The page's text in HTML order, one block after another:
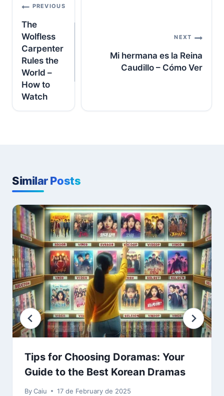
navigation
PREVIOUS
The
Wolfless
Carpenter
Rules the
World –
How to
Watch
NEXT
Mi hermana es la Reina
Caudillo – Cómo Ver
Similar Posts
Tips for Choosing Doramas: Your
Guide to the Best Korean Dramas
ByCaiu 17 de February de 2025